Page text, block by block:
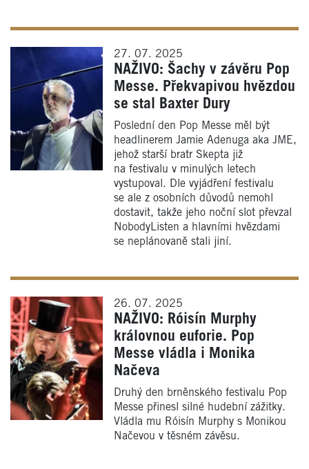
27. 07. 2025
NAŽIVO: Šachy v závěru Pop
Messe. Překvapivou hvězdou
se stal Baxter Dury
Poslední den Pop Messe měl být
headlinerem Jamie Adenuga aka JME,
jehož starší bratr Skepta již
na festivalu v minulých letech
vystupoval. Dle vyjádření festivalu
se ale z osobních důvodů nemohl
dostavit, takže jeho noční slot převzal
NobodyListen a hlavními hvězdami
se neplánovaně stali jiní.
26. 07. 2025
NAŽIVO: Róisín Murphy
královnou euforie. Pop
Messe vládla i Monika
Načeva
Druhý den brněnského festivalu Pop
Messe přinesl silné hudební zážitky.
Vládla mu Róisín Murphy s Monikou
Načevou v těsném závěsu.